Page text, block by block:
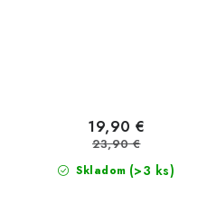
Skladom (>3 ks)
19,90 €
23,90 €